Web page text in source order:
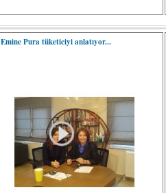
Emine Pura tüketiciyi anlatıyor...